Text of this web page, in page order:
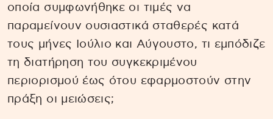
οποία συμφωνήθηκε οι τιμές να
παραμείνουν ουσιαστικά σταθερές κατά
τους μήνες Ιούλιο και Αύγουστο, τι εμπόδιζε
τη διατήρηση του συγκεκριμένου
περιορισμού έως ότου εφαρμοστούν στην
πράξη οι μειώσεις;